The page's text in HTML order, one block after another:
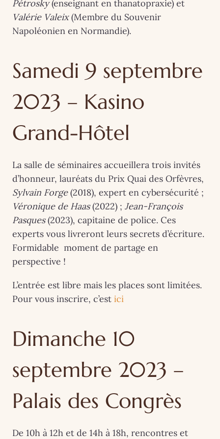
Pétrosky(enseignant en thanatopraxie) et
Valérie Valeix(Membre du Souvenir
Napoléonien en Normandie).
Samedi 9 septembre
2023 – Kasino
Grand-Hôtel
La salle de séminaires accueillera trois invités
d’honneur, lauréats du Prix Quai des Orfèvres,
Sylvain Forge(2018), expert en cybersécurité ;
Véronique de Haas(2022) ; Jean-François
Pasques(2023), capitaine de police. Ces
experts vous livreront leurs secrets d’écriture.
Formidable moment de partage en
perspective !
L’entrée est libre mais les places sont limitées.
Pour vous inscrire, c’est ici
Dimanche 10
septembre 2023 –
Palais des Congrès
De 10h à 12h et de 14h à 18h, rencontres et